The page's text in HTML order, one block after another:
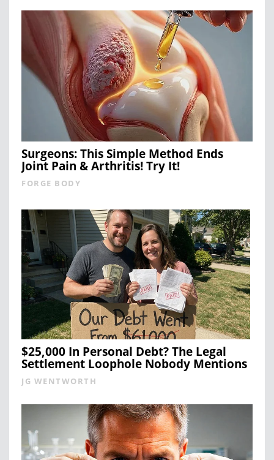
Surgeons: This Simple Method Ends
Joint Pain & Arthritis! Try It!
FORGE BODY
$25,000 In Personal Debt? The Legal
Settlement Loophole Nobody Mentions
JG WENTWORTH